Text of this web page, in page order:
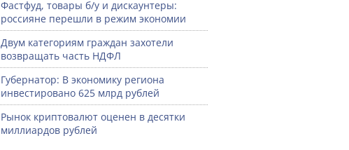
Фастфуд, товары б/у и дискаунтеры:
россияне перешли в режим экономии
Двум категориям граждан захотели
возвращать часть НДФЛ
Губернатор: В экономику региона
инвестировано 625 млрд рублей
Рынок криптовалют оценен в десятки
миллиардов рублей